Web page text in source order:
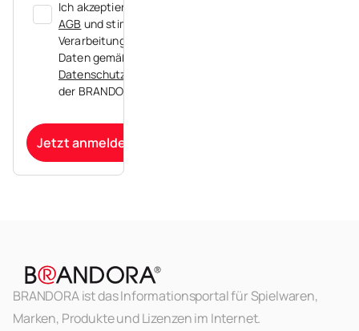
Ich akzeptiere die
AGB und stimme der
Verarbeitung meiner
Daten gemäß der
Datenschutzerklärung
der BRANDORA zu.
Jetzt anmelden
BRANDORA ist das Informationsportal für Spielwaren,
Marken, Produkte und Lizenzen im Internet.